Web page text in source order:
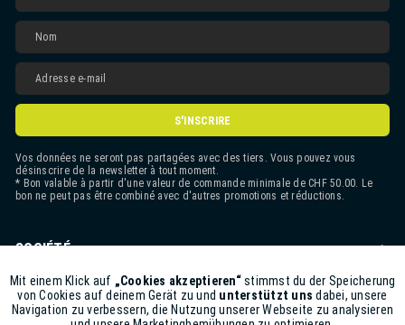
S'INSCRIRE
Vos données ne seront pas partagées avec des tiers. Vous pouvez vous
désinscrire de la newsletter à tout moment.
* Bon valable à partir d'une valeur de commande minimale de CHF 50.00. Le
bon ne peut pas être combiné avec d'autres promotions et réductions.
SOCIÉTÉ
CONTACT
ASSISTANCE BOUTIQUE
Funktionale Aktiv
Mit einem Klick auf „Cookies akzeptieren“stimmst du der Speicherung
von Cookies auf deinem Gerät zu und unterstützt uns dabei, unsere
Navigation zu verbessern, die Nutzung unserer Webseite zu analysieren